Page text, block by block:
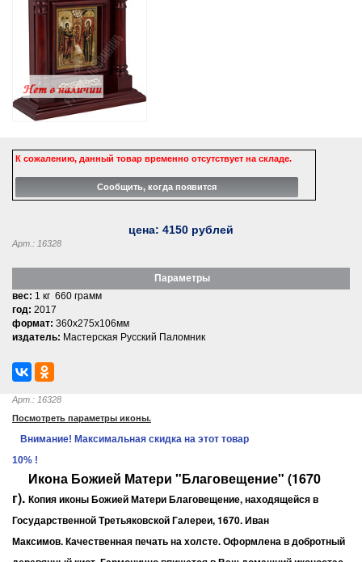
К сожалению, данный товар временно отсутствует на складе.
цена: 4150 рублей
Арт.: 16328
Параметры
вес: 1 кг 660 грамм
год: 2017
формат: 360x275x106мм
издатель: Мастерская Русский Паломник
Арт.: 16328
Посмотреть параметры иконы.
Внимание! Максимальная скидка на этот товар
10% !
Икона Божией Матери "Благовещение" (1670
г). Копия иконы Божией Матери Благовещение, находящейся в
Государственной Третьяковской Галереи, 1670. Иван
Максимов.Качественная печать на холсте. Оформлена в добротный